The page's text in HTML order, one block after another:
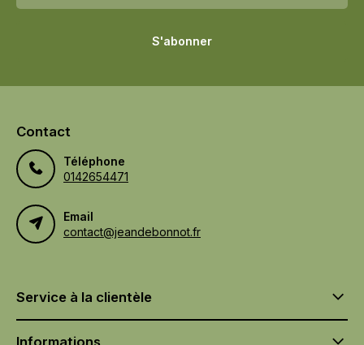
S'abonner
Contact
Téléphone
0142654471
Email
contact@jeandebonnot.fr
Service à la clientèle
Informations